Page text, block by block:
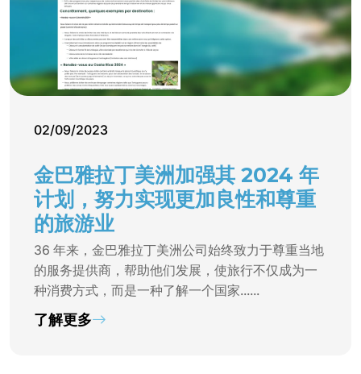
02/09/2023
金巴雅拉丁美洲加强其 2024 年
计划，努力实现更加良性和尊重
的旅游业
36 年来，金巴雅拉丁美洲公司始终致力于尊重当地
的服务提供商，帮助他们发展，使旅行不仅成为一
种消费方式，而是一种了解一个国家......
了解更多